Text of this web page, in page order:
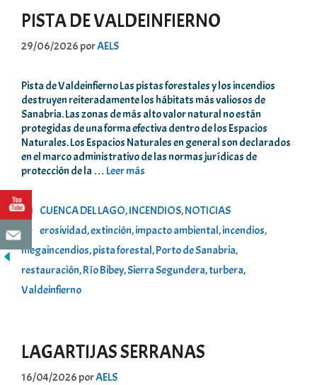
PISTA DE VALDEINFIERNO
29/06/2026porAELS
Pista de Valdeinfierno Las pistas forestales y los incendios
destruyen reiteradamente los hábitats más valiosos de
Sanabria. Las zonas de más alto valor natural no están
protegidas de una forma efectiva dentro de los Espacios
Naturales. Los Espacios Naturales en general son declarados
en el marco administrativo de las normas jurídicas de
protección de la … Leer más
Categorías
CUENCA DEL LAGO,INCENDIOS,NOTICIAS
Etiquetas
erosividad,extinción,impacto ambiental,incendios,
megaincendios,pista forestal,Porto de Sanabria,
restauración,Río Bibey,Sierra Segundera,turbera,
Valdeinfierno
LAGARTIJAS SERRANAS
16/04/2026porAELS